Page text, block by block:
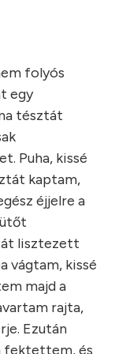
folyós
egy
tésztát
Puha, kissé
kaptam,
éjjelre a
lisztezett
vágtam, kissé
majd a
rajta,
Ezután
fektettem, és